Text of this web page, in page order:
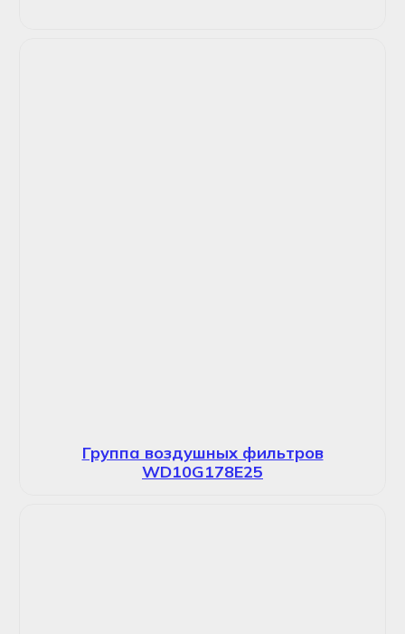
Группа воздушных фильтров
WD10G178E25